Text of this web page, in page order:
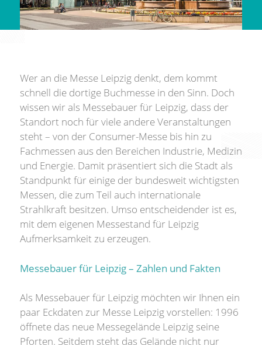
Wer an die Messe Leipzig denkt, dem kommt
schnell die dortige Buchmesse in den Sinn. Doch
wissen wir als Messebauer für Leipzig, dass der
Standort noch für viele andere Veranstaltungen
steht – von der Consumer-Messe bis hin zu
Fachmessen aus den Bereichen Industrie, Medizin
und Energie. Damit präsentiert sich die Stadt als
Standpunkt für einige der bundesweit wichtigsten
Messen, die zum Teil auch internationale
Strahlkraft besitzen. Umso entscheidender ist es,
mit dem eigenen Messestand für Leipzig
Aufmerksamkeit zu erzeugen.
Messebauer für Leipzig – Zahlen und Fakten
Als Messebauer für Leipzig möchten wir Ihnen ein
paar Eckdaten zur Messe Leipzig vorstellen: 1996
öffnete das neue Messegelände Leipzig seine
Pforten. Seitdem steht das Gelände nicht nur